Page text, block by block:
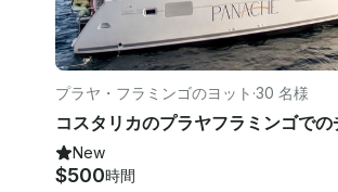
プラヤ・フラミンゴのヨット ·30 名様
New
$500時間